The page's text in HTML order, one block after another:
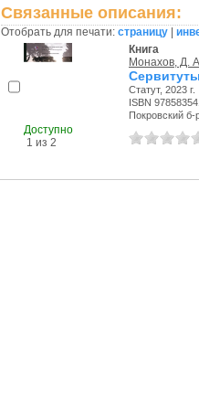
Связанные описания:
Отобрать для печати: страницу
Доступно
1 из 2
Книга
Монахов, Д.
Статут, 2023 г.
ISBN
Покровский б-